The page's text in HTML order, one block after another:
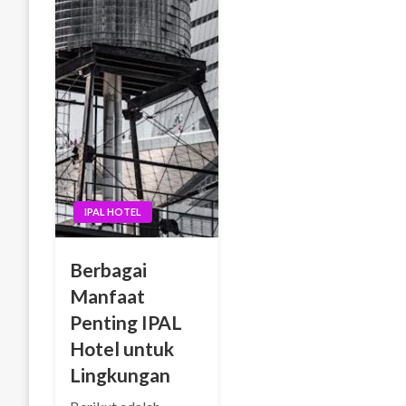
IPAL HOTEL
Berbagai
Manfaat
Penting IPAL
Hotel untuk
Lingkungan